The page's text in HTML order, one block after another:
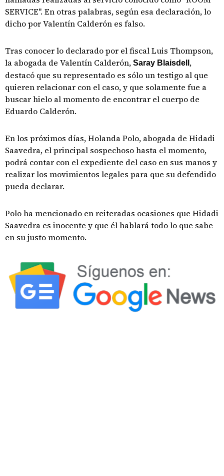
SERVICE". En otras palabras, según esa declaración, lo
dicho por Valentín Calderón es falso.
Tras conocer lo declarado por el fiscal Luis Thompson,
la abogada de Valentín Calderón, Saray Blaisdell ,
destacó que su representado es sólo un testigo al que
quieren relacionar con el caso, y que solamente fue a
buscar hielo al momento de encontrar el cuerpo de
Eduardo Calderón.
En los próximos días, Holanda Polo, abogada de Hidadi
Saavedra, el principal sospechoso hasta el momento,
podrá contar con el expediente del caso en sus manos y
realizar los movimientos legales para que su defendido
pueda declarar.
Polo ha mencionado en reiteradas ocasiones que Hidadi
Saavedra es inocente y que él hablará todo lo que sabe
en su justo momento.